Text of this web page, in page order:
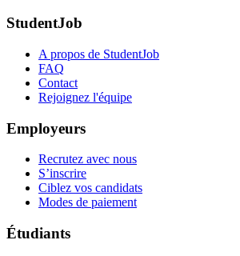
StudentJob
A propos de StudentJob
FAQ
Contact
Rejoignez l'équipe
Employeurs
Recrutez avec nous
S’inscrire
Ciblez vos candidats
Modes de paiement
Étudiants